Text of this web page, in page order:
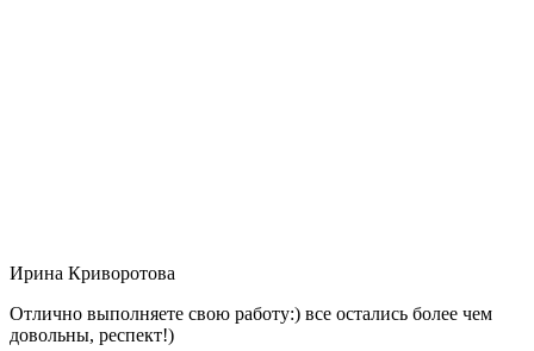
Ирина Криворотова
Отлично выполняете свою работу:) все остались более чем
довольны, респект!)